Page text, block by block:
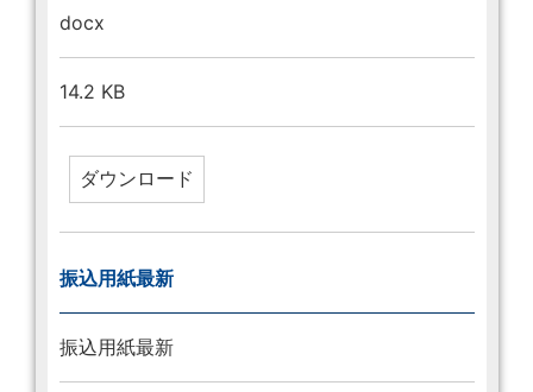
docx
14.2 KB
振込用紙最新
振込用紙最新